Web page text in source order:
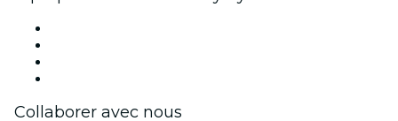
Collaborer avec nous